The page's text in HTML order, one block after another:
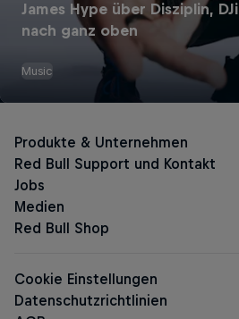
James Hype über Disziplin,
nach ganz oben
Music